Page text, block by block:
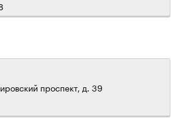
проспект, д. 39